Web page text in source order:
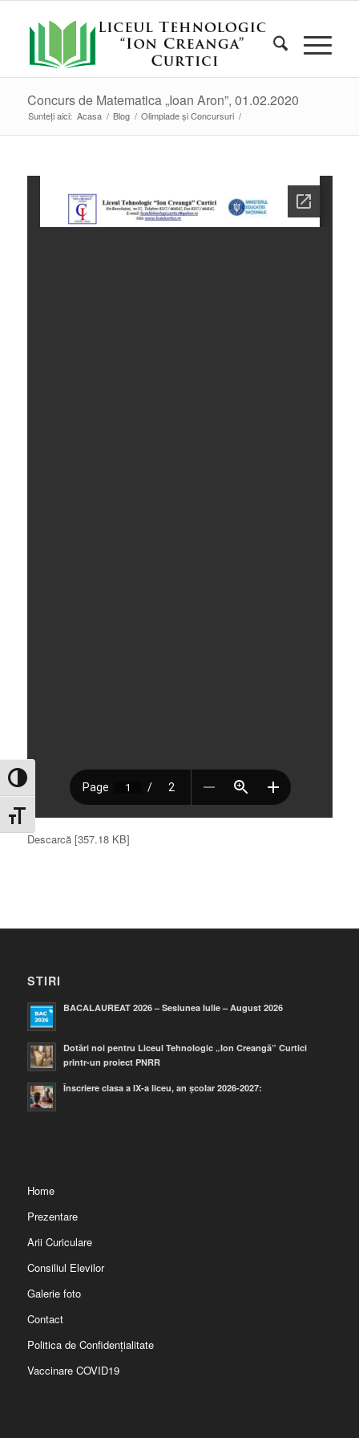
Toggle High Contrast
Toggle Font size
Concurs de Matematica „Ioan Aron”, 01.02.2020
Sunteți aici: Acasa / Blog / Olimpiade și Concursuri /
Descarcă [357.18 KB]
STIRI
BACALAUREAT 2026 – Sesiunea Iulie – August 2026
Dotări noi pentru Liceul Tehnologic „Ion Creangă” Curtici
printr-un proiect PNRR
Înscriere clasa a IX-a liceu, an școlar 2026-2027:
Home
Prezentare
Arii Curiculare
Consiliul Elevilor
Galerie foto
Contact
Politica de Confidențialitate
Vaccinare COVID19